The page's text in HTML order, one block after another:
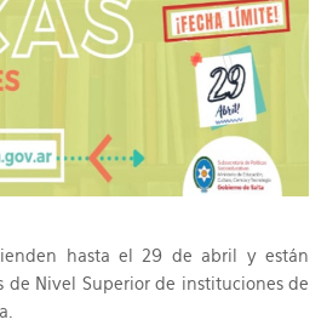
hasta el 29 de abril y están
de Nivel Superior de instituciones de